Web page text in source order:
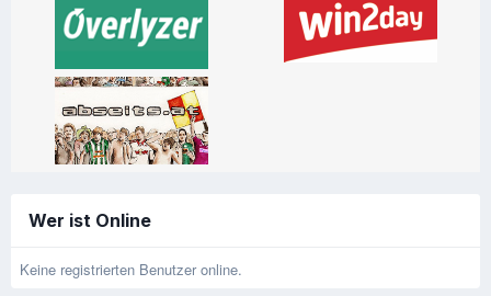
Wer ist Online
Keine registrierten Benutzer online.